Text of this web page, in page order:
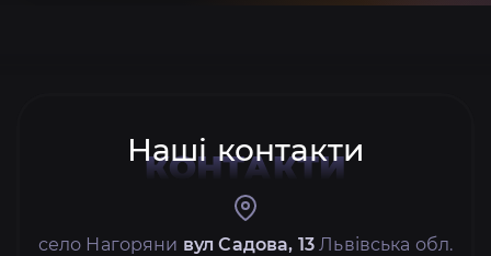
Наші контакти
КОНТАКТИ
село Нагоряни вул Садова, 13 Львівська обл.